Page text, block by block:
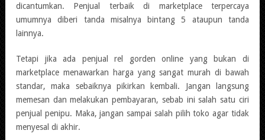
dicantumkan. Penjual terbaik di marketplace terpercaya
umumnya diberi tanda misalnya bintang 5 ataupun tanda
lainnya.
Tetapi jika ada penjual rel gorden online yang bukan di
marketplace menawarkan harga yang sangat murah di bawah
standar, maka sebaiknya pikirkan kembali. Jangan langsung
memesan dan melakukan pembayaran, sebab ini salah satu ciri
penjual penipu. Maka, jangan sampai salah pilih toko agar tidak
menyesal di akhir.